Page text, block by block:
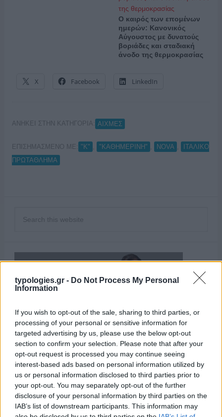
typologies.gr - Do Not Process My Personal
Information
If you wish to opt-out of the sale, sharing to third parties, or
processing of your personal or sensitive information for
targeted advertising by us, please use the below opt-out
section to confirm your selection. Please note that after your
opt-out request is processed you may continue seeing
interest-based ads based on personal information utilized by
us or personal information disclosed to third parties prior to
your opt-out. You may separately opt-out of the further
disclosure of your personal information by third parties on the
IAB’s list of downstream participants. This information may
Ο καιρός των επομένων
ημερών: Κανονικός
Αύγουστος με δυνατούς
βοριάδες και σταδιακή
άνοδο της θερμοκρασίας
X Facebook LinkedIn
ΑΝΗΚΕΙ ΣΤΗΝ ΚΑΤΗΓΟΡΙΑ: ΑΙΧΜΕΣ
ΕΠΙΣΗΜΑΣΜΕΝΟ ΜΕ: "Κ" "ΚΑΘΗΜΕΡΙΝΗ" NOVA
ΙΤΑΛΙΚΟ
ΠΡΩΤΑΘΛΗΜΑ
ΑΙΧΜΕΣ